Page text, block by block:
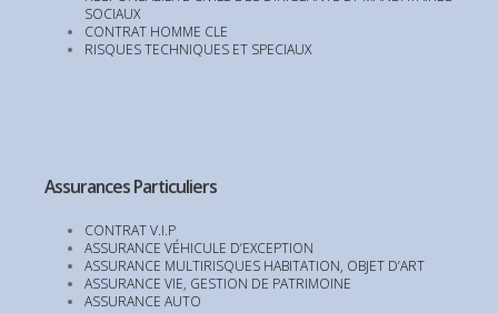
SOCIAUX
CONTRAT HOMME CLE
RISQUES TECHNIQUES ET SPECIAUX
Assurances Particuliers
CONTRAT V.I.P
ASSURANCE VÉHICULE D’EXCEPTION
ASSURANCE MULTIRISQUES HABITATION, OBJET D’ART
ASSURANCE VIE, GESTION DE PATRIMOINE
ASSURANCE AUTO